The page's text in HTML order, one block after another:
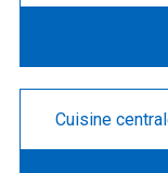
Cuisine